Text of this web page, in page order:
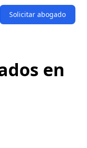
Solicitar abogado
en